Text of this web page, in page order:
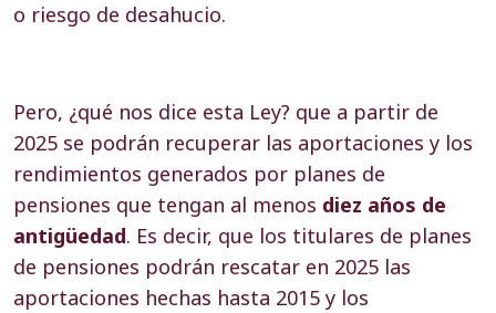
o riesgo de desahucio.
Pero, ¿qué nos dice esta Ley? que a partir de
2025 se podrán recuperar las aportaciones y los
rendimientos generados por planes de
pensiones que tengan al menos diez años de
antigüedad. Es decir, que los titulares de planes
de pensiones podrán rescatar en 2025 las
aportaciones hechas hasta 2015 y los